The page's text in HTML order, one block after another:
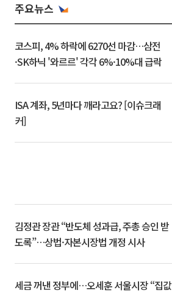
주요뉴스
코스피, 4% 하락에 6270선 마감…삼전
·SK하닉 '와르르' 각각 6%·10%대 급락
ISA 계좌, 5년마다 깨라고요? [이슈크래
커]
김정관 장관 “반도체 성과급, 주총 승인 받
도록”…상법·자본시장법 개정 시사
세금 꺼낸 정부에…오세훈 서울시장 “집값